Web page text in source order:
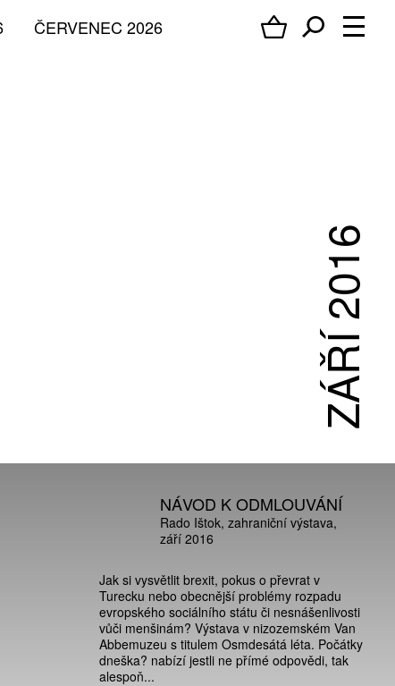
ČERVENEC 2026
ZÁŘÍ 2016
NÁVOD K ODMLOUVÁNÍ
Rado Ištok zahraniční výstava
září 2016
Jak si vysvětlit brexit, pokus o převrat v
Turecku nebo obecnější problémy rozpadu
evropského sociálního státu či nesnášenlivosti
vůči menšinám? Výstava v nizozemském Van
Abbemuzeu s titulem Osmdesátá léta. Počátky
dneška? nabízí jestli ne přímé odpovědi, tak
alespoň...